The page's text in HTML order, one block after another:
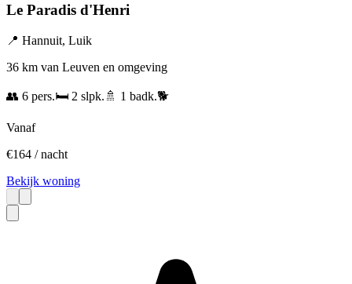
Le Paradis d'Henri
📍 Hannuit, Luik
36 km van Leuven en omgeving
👥 6 pers.🛏️ 2 slpk. 🚿 1 badk.🐕
Vanaf
€164 / nacht
Bekijk woning